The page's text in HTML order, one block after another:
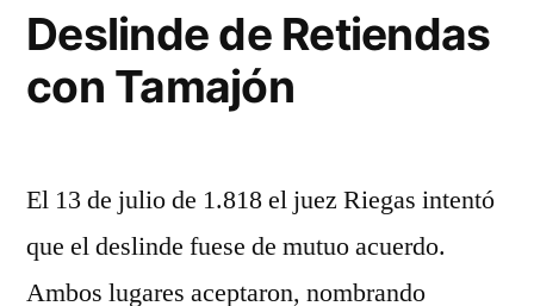
Deslinde de Retiendas
con Tamajón
El 13 de julio de 1.818 el juez Riegas intentó
que el deslinde fuese de mutuo acuerdo.
Ambos lugares aceptaron, nombrando